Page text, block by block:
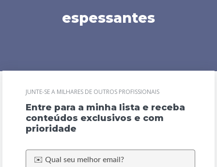
espessantes
JUNTE-SE A MILHARES DE OUTROS PROFISSIONAIS
Entre para a minha lista e receba
conteúdos exclusivos e com
prioridade